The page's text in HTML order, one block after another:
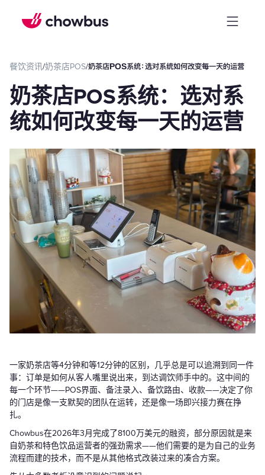
餐饮资讯/奶茶店POS/奶茶店POS系统：选对系统如何改变每一天的运营
奶茶店POS系统：选对系
统如何改变每一天的运营
一家奶茶店等4分钟和等12分钟的区别，几乎总是可以追溯到同一件
事：订单是如何从客人嘴里说出来，到达调饮师手中的。这中间的
每一个环节——POS界面、备注录入、备饮路由、收款——决定了你
的门店是像一支默契的团队在运转，还是像一场即兴接力赛在挣
扎。
Chowbus在2026年3月完成了8100万美元的融资，部分原因就是来
自奶茶和特色饮品运营者的强劲需求——他们需要的是为自己的业务
流程而建的技术，而不是从其他格式改装过来的凑合方案。